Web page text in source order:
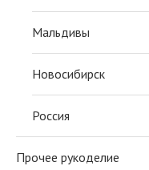
Мальдивы
Новосибирск
Россия
Прочее рукоделие